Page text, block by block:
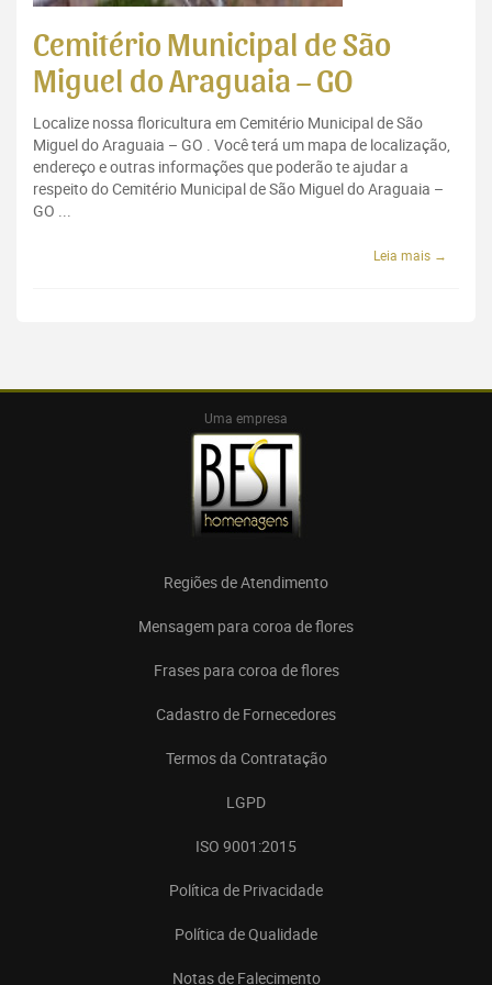
Cemitério Municipal de São
Miguel do Araguaia – GO
Localize nossa floricultura em Cemitério Municipal de São
Miguel do Araguaia – GO . Você terá um mapa de localização,
endereço e outras informações que poderão te ajudar a
respeito do Cemitério Municipal de São Miguel do Araguaia –
GO ...
Leia mais →
Uma empresa
Regiões de Atendimento
Mensagem para coroa de flores
Frases para coroa de flores
Cadastro de Fornecedores
Termos da Contratação
LGPD
ISO 9001:2015
Política de Privacidade
Política de Qualidade
Notas de Falecimento